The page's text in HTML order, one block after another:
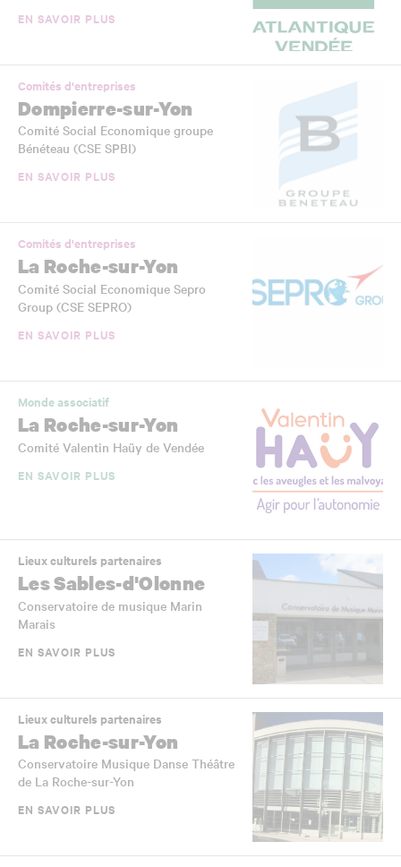
EN SAVOIR PLUS
Comités d'entreprises
Dompierre-sur-Yon
Comité Social Economique groupe
Bénéteau (CSE SPBI)
EN SAVOIR PLUS
Comités d'entreprises
La Roche-sur-Yon
Comité Social Economique Sepro
Group (CSE SEPRO)
EN SAVOIR PLUS
Monde associatif
La Roche-sur-Yon
Comité Valentin Haüy de Vendée
EN SAVOIR PLUS
Lieux culturels partenaires
Les Sables-d'Olonne
Conservatoire de musique Marin
Marais
EN SAVOIR PLUS
Lieux culturels partenaires
La Roche-sur-Yon
Conservatoire Musique Danse Théâtre
de La Roche-sur-Yon
EN SAVOIR PLUS